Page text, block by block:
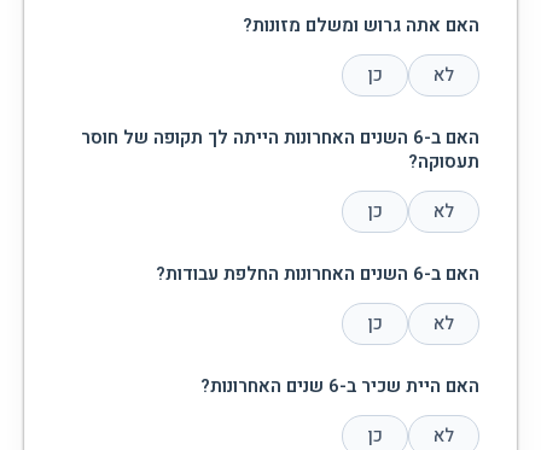
האם אתה גרוש ומשלם מזונות?
לא
כן
האם ב-6 השנים האחרונות הייתה לך תקופה של חוסר
תעסוקה?
לא
כן
האם ב-6 השנים האחרונות החלפת עבודות?
לא
כן
האם היית שכיר ב-6 שנים האחרונות?
לא
כן